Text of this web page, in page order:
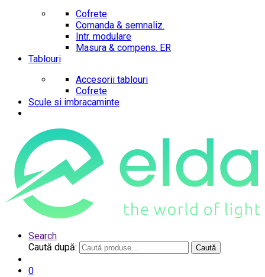
Cofrete
Comanda & semnaliz.
Intr. modulare
Masura & compens. ER
Tablouri
Accesorii tablouri
Cofrete
Scule si imbracaminte
Search
Caută după:
Caută
0